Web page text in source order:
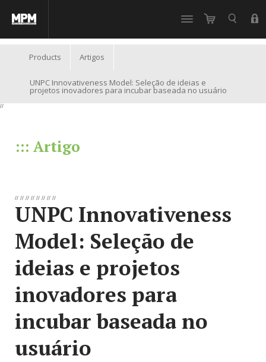
Products Artigos
UNPC Innovativeness Model: Seleção de ideias e
projetos inovadores para incubar baseada no usuário
//
::: Artigo
// // // // // // // //
UNPC Innovativeness
Model: Seleção de
ideias e projetos
inovadores para
incubar baseada no
usuário